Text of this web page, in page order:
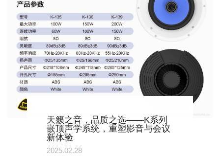
天籁之音，品质之选——K系列
嵌顶声学系统，重塑影音与会议
新体验
2025.02.28